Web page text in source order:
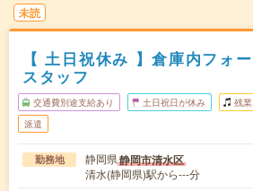
未読
【 土日祝休み 】倉庫内フォ
スタッフ
交通費別途支給あり 土日祝日が休み 残業
派遣
勤務地 静岡県静岡市清水区
清水(静岡県)駅から---分